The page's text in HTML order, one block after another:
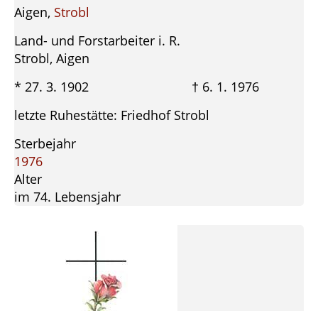
Aigen, Strobl
Land- und Forstarbeiter i. R.
Strobl, Aigen
* 27. 3. 1902 † 6. 1. 1976
letzte Ruhestätte: Friedhof Strobl
Sterbejahr
1976
Alter
im 74. Lebensjahr